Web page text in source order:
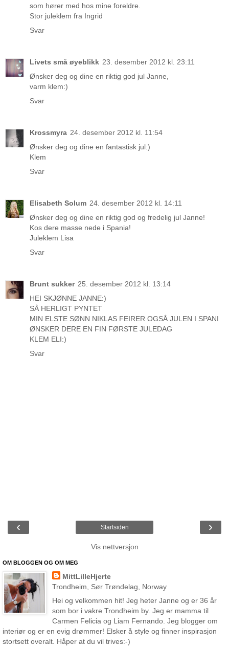
som hører med hos mine foreldre.
Stor juleklem fra Ingrid
Svar
Livets små øyeblikk 23. desember 2012 kl. 23:11
Ønsker deg og dine en riktig god jul Janne,
varm klem:)
Svar
Krossmyra 24. desember 2012 kl. 11:54
Ønsker deg og dine en fantastisk jul:)
Klem
Svar
Elisabeth Solum 24. desember 2012 kl. 14:11
Ønsker deg og dine en riktig god og fredelig jul Janne!
Kos dere masse nede i Spania!
Juleklem Lisa
Svar
Brunt sukker 25. desember 2012 kl. 13:14
HEI SKJØNNE JANNE:)
SÅ HERLIGT PYNTET
MIN ELSTE SØNN NIKLAS FEIRER OGSÅ JULEN I SPANI
ØNSKER DERE EN FIN FØRSTE JULEDAG
KLEM ELI:)
Svar
‹ ›
Startsiden
Vis nettversjon
OM BLOGGEN OG OM MEG
MittLilleHjerte
Trondheim, Sør Trøndelag, Norway
Hei og velkommen hit! Jeg heter Janne og er 36 år
som bor i vakre Trondheim by. Jeg er mamma til
Carmen Felicia og Liam Fernando. Jeg blogger om
interiør og er en evig drømmer! Elsker å style og finner inspirasjon
stortsett overalt. Håper at du vil trives:-)